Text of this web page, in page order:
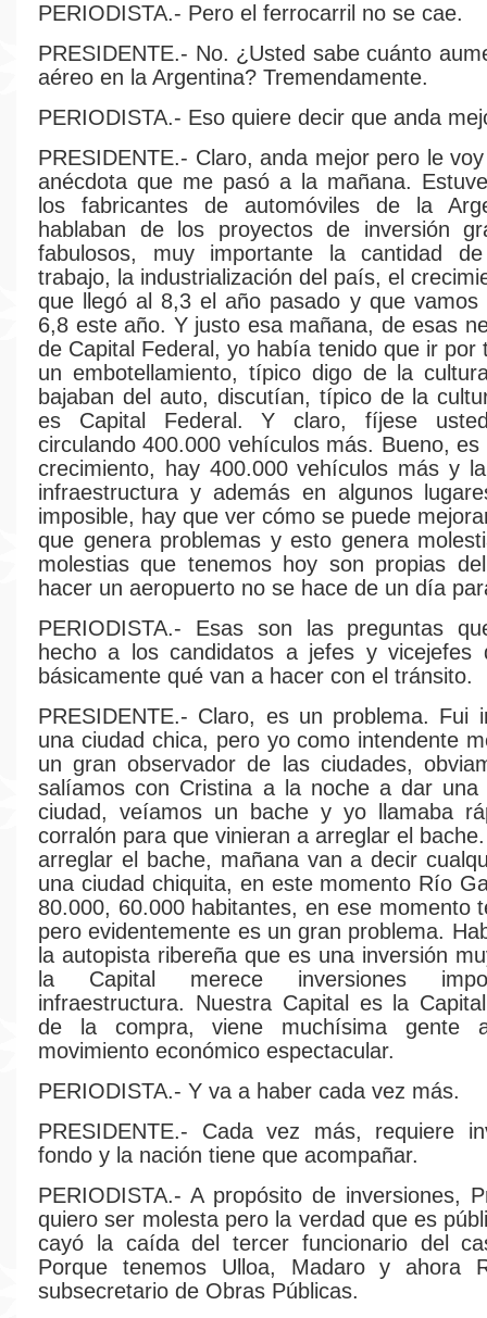
PERIODISTA.- Pero el ferrocarril no se cae.
PRESIDENTE.- No. ¿Usted sabe cuánto
aéreo en la Argentina? Tremendamente.
PERIODISTA.- Eso quiere decir que anda
PRESIDENTE.- Claro, anda mejor pero le
anécdota que me pasó a la mañana.
los fabricantes de automóviles de la
hablaban de los proyectos de inversión
fabulosos, muy importante la cantidad
trabajo, la industrialización del país, el
que llegó al 8,3 el año pasado y que
6,8 este año. Y justo esa mañana, de esas
de Capital Federal, yo había tenido que ir por
un embotellamiento, típico digo de la
bajaban del auto, discutían, típico de la
es Capital Federal. Y claro, fíjese
circulando 400.000 vehículos más. Bueno, es
crecimiento, hay 400.000 vehículos más y
infraestructura y además en algunos
imposible, hay que ver cómo se puede
que genera problemas y esto genera
molestias que tenemos hoy son propias
hacer un aeropuerto no se hace de un día
PERIODISTA.- Esas son las preguntas
hecho a los candidatos a jefes y vicejefes
básicamente qué van a hacer con el tránsito.
PRESIDENTE.- Claro, es un problema. Fui
una ciudad chica, pero yo como intendente
un gran observador de las ciudades,
salíamos con Cristina a la noche a dar
ciudad, veíamos un bache y yo llamaba
corralón para que vinieran a arreglar el
arreglar el bache, mañana van a decir
una ciudad chiquita, en este momento Río
80.000, 60.000 habitantes, en ese momento
pero evidentemente es un gran problema.
la autopista ribereña que es una inversión
la Capital merece inversiones
infraestructura. Nuestra Capital es la
de la compra, viene muchísima gente
movimiento económico espectacular.
PERIODISTA.- Y va a haber cada vez más.
PRESIDENTE.- Cada vez más, requiere
fondo y la nación tiene que acompañar.
PERIODISTA.- A propósito de inversiones,
quiero ser molesta pero la verdad que es
cayó la caída del tercer funcionario del
Porque tenemos Ulloa, Madaro y ahora
subsecretario de Obras Públicas.